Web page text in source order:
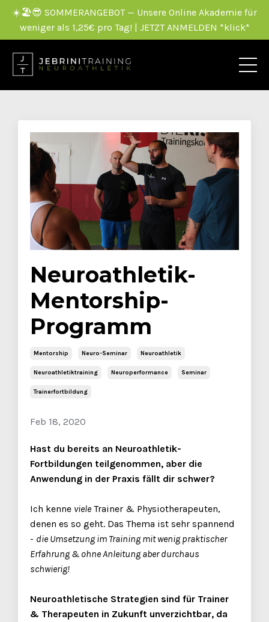
☀️🏖️😎 SOMMERANGEBOT — Unsere Online Akademie für
weniger als 1,25€ pro Tag! | JETZT ANMELDEN *klick*
Neuroathletik-
Mentorship-
Programm
Mentorship Neuro-Seminar Neuroathletik
Neuroathletiktraining Neuroperformance Seminar
Trainerfortbildung
Feb 18, 2020
Hast du bereits an Neuroathletik-
Fortbildungen teilgenommen, aber die
Anwendung in der Praxis fällt dir schwer?
Ich kenne viele Trainer & Physiotherapeuten,
denen es so geht. Das Thema ist sehr spannend
- die Umsetzung im Training mit wenig praktischer
Erfahrung & ohne Anleitung aber durchaus
schwierig!
Neuroathletische Strategien sind für Trainer
& Therapeuten in Zukunft unverzichtbar, da